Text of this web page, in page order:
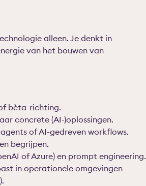
alleen. Je denkt in
van het bouwen van
bèta-richting.
concrete (AI-)oplossingen.
of AI-gedreven workflows.
begrijpen.
of Azure) en prompt engineering.
in operationele omgevingen